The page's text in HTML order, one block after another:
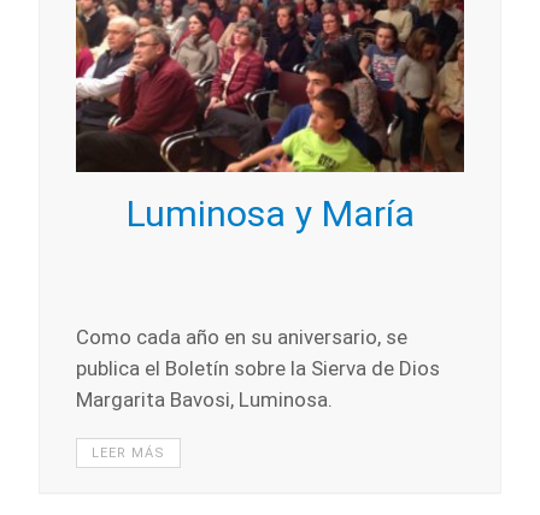
Luminosa y María
Como cada año en su aniversario, se
publica el Boletín sobre la Sierva de Dios
Margarita Bavosi, Luminosa.
LEER MÁS